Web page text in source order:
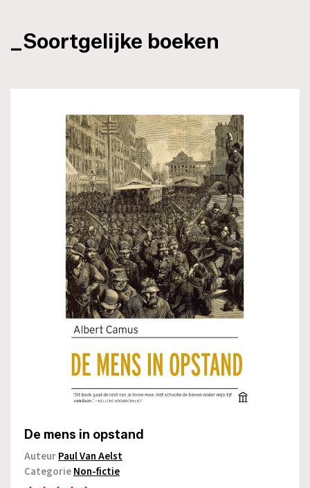
_Soortgelijke boeken
De mens in opstand
AuteurPaul Van Aelst
CategorieNon-fictie